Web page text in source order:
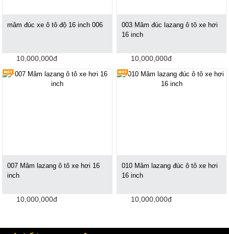
mâm đúc xe ô tô độ 16 inch 006
10,000,000đ
003 Mâm đúc lazang ô tô xe hơi
16 inch
10,000,000đ
007 Mâm lazang ô tô xe hơi 16
inch
10,000,000đ
010 Mâm lazang đúc ô tô xe hơi
16 inch
10,000,000đ